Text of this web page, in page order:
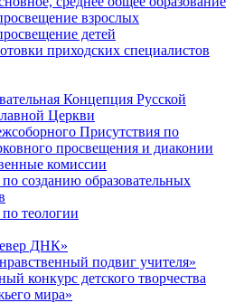
взрослых
детей
приходских специалистов
Концепция Русской
Церкви
Присутствия по
просвещения и диаконии
комиссии
созданию образовательных
теологии
ДНК»
подвиг учителя»
конкурс детского творчества
мира»